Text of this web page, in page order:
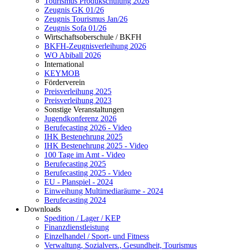
Zeugnis GK 01/26
Zeugnis Tourismus Jan/26
Zeugnis Sofa 01/26
Wirtschaftsoberschule / BKFH
BKFH-Zeugnisverleihung 2026
WO Abiball 2026
International
KEYMOB
Förderverein
Preisverleihung 2025
Preisverleihung 2023
Sonstige Veranstaltungen
Jugendkonferenz 2026
Berufecasting 2026 - Video
IHK Bestenehrung 2025
IHK Bestenehrung 2025 - Video
100 Tage im Amt - Video
Berufecasting 2025
Berufecasting 2025 - Video
EU - Planspiel - 2024
Einweihung Multimediaräume - 2024
Berufecasting 2024
Downloads
Spedition / Lager / KEP
Finanzdienstleistung
Einzelhandel / Sport- und Fitness
Verwaltung, Sozialvers., Gesundheit, Tourismus